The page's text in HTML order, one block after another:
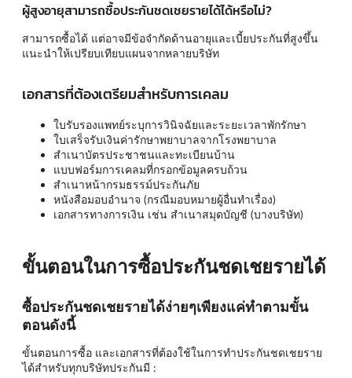
ผู้สูงอายุสามารถซื้อประกันชดเชยรายได้ได้หรือไม่?
สามารถซื้อได้ แต่อาจมีข้อจำกัดด้านอายุและเบี้ยประกันที่สูงขึ้น
แนะนำให้เปรียบเทียบแผนจากหลายบริษัท
เอกสารที่ต้องเตรียมสำหรับการเคลม
ใบรับรองแพทย์ระบุการวินิจฉัยและระยะเวลาพักรักษา
ใบเสร็จรับเงินค่ารักษาพยาบาลจากโรงพยาบาล
สำเนาบัตรประชาชนและทะเบียนบ้าน
แบบฟอร์มการเคลมที่กรอกข้อมูลครบถ้วน
สำเนาหน้ากรมธรรม์ประกันภัย
หนังสือมอบอำนาจ (กรณีมอบหมายผู้อื่นทำเรื่อง)
เอกสารทางการเงิน เช่น สำเนาสมุดบัญชี (บางบริษัท)
ขั้นตอนในการซื้อประกันชดเชยรายได้
ซื้อประกันชดเชยรายได้ง่ายๆเพียงแค่ทำตามขั้น
ตอนดังนี้
ขั้นตอนการซื้อ และเอกสารที่ต้องใช้ในการทำประกันชดเชยราย
ได้สำหรับทุกบริษัทประกันมี :